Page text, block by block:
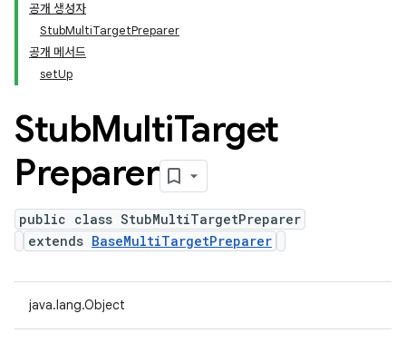
공개 생성자
StubMultiTargetPreparer
공개 메서드
setUp
StubMultiTarget
Preparer
public class StubMultiTargetPreparer
extends BaseMultiTargetPreparer
java.lang.Object